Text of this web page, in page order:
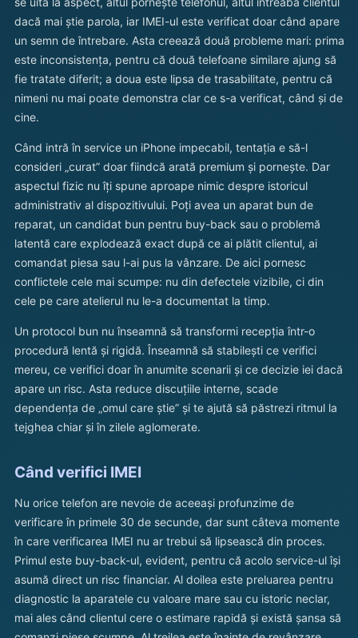
dacă mai știe parola, iar IMEI-ul este verificat doar când apare
un semn de întrebare. Asta creează două probleme mari: prima
este inconsistența, pentru că două telefoane similare ajung să
fie tratate diferit; a doua este lipsa de trasabilitate, pentru că
nimeni nu mai poate demonstra clar ce s-a verificat, când și de
cine.
Când intră în service un iPhone impecabil, tentația e să-l
consideri „curat” doar fiindcă arată premium și pornește. Dar
aspectul fizic nu îți spune aproape nimic despre istoricul
administrativ al dispozitivului. Poți avea un aparat bun de
reparat, un candidat bun pentru buy-back sau o problemă
latentă care explodează exact după ce ai plătit clientul, ai
comandat piesa sau l-ai pus la vânzare. De aici pornesc
conflictele cele mai scumpe: nu din defectele vizibile, ci din
cele pe care atelierul nu le-a documentat la timp.
Un protocol bun nu înseamnă să transformi recepția într-o
procedură lentă și rigidă. Înseamnă să stabilești ce verifici
mereu, ce verifici doar în anumite scenarii și ce decizie iei dacă
apare un risc. Asta reduce discuțiile interne, scade
dependența de „omul care știe” și te ajută să păstrezi ritmul la
tejghea chiar și în zilele aglomerate.
Când verifici IMEI
Nu orice telefon are nevoie de aceeași profunzime de
verificare în primele 30 de secunde, dar sunt câteva momente
în care verificarea IMEI nu ar trebui să lipsească din proces.
Primul este buy-back-ul, evident, pentru că acolo service-ul își
asumă direct un risc financiar. Al doilea este preluarea pentru
diagnostic la aparatele cu valoare mare sau cu istoric neclar,
mai ales când clientul cere o estimare rapidă și există șansa să